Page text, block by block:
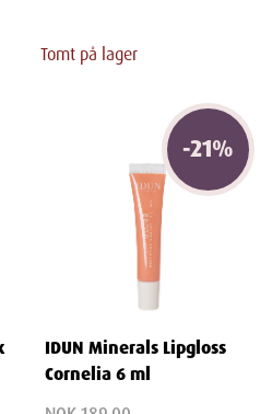
Tomt på lager
-21%
IDUN Minerals Lipgloss
Cornelia 6 ml